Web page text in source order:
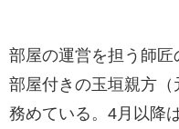
部屋の運営を担う師
部屋付きの玉垣親方
務めている。4月以降